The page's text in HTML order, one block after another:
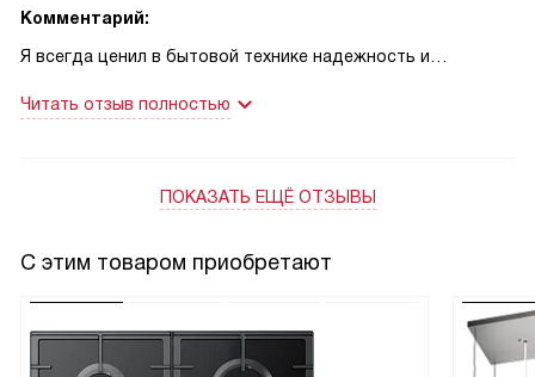
Комментарий:
Я всегда ценил в бытовой технике надежность и
Она обладает впечатляющим набором режимов нагрева и
Я часто готовлю пиццу для своих друзей и они всегда
специального режима для приготовления пиццы. Также
Система плавного закрытия дверцы очень удобна,
особенно когда руки заняты. А благодаря функции
Читать отзыв полностью
ПОКАЗАТЬ ЕЩЁ ОТЗЫВЫ
С этим товаром приобретают